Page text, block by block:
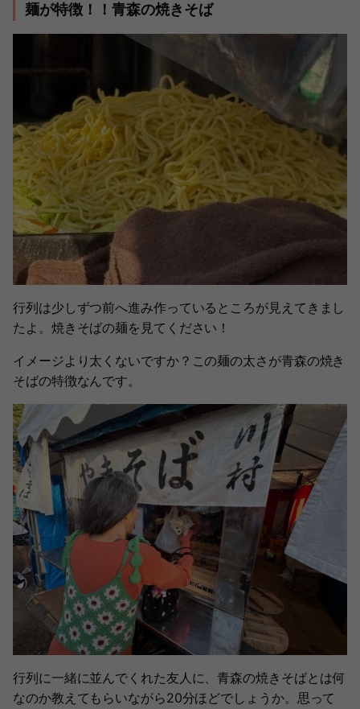
麺が特徴！！青森の焼きそば
行列は少しずつ前へ進み作っているところが見えてきまし
たよ。焼きそばの麺を見てください！
イメージより太くないですか？この麺の太さが青森の焼き
そばの特徴なんです。
行列に一緒に並んでくれた友人に、青森の焼きそばとは何
なのか教えてもらいながら20分ほどでしょうか。思って